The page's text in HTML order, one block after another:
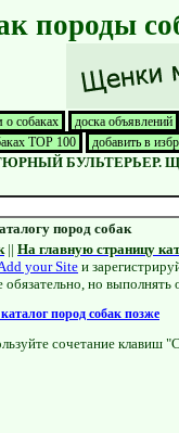
породы
собаках доска объявлений
TOP 100 добавить в
БУЛЬТЕРЬЕР.
пород собак
|| На главную страницу
your Siteи
обязательно, но
пород собак позже
сочетание